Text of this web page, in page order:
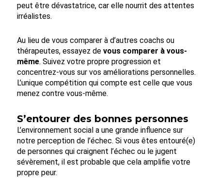
peut être dévastatrice, car elle nourrit des attentes
irréalistes.
Au lieu de vous comparer à d’autres coachs ou
thérapeutes, essayez de vous comparer à vous-
même. Suivez votre propre progression et
concentrez-vous sur vos améliorations personnelles.
L’unique compétition qui compte est celle que vous
menez contre vous-même.
S’entourer des bonnes personnes
L’environnement social a une grande influence sur
notre perception de l’échec. Si vous êtes entouré(e)
de personnes qui craignent l’échec ou le jugent
sévèrement, il est probable que cela amplifie votre
propre peur.